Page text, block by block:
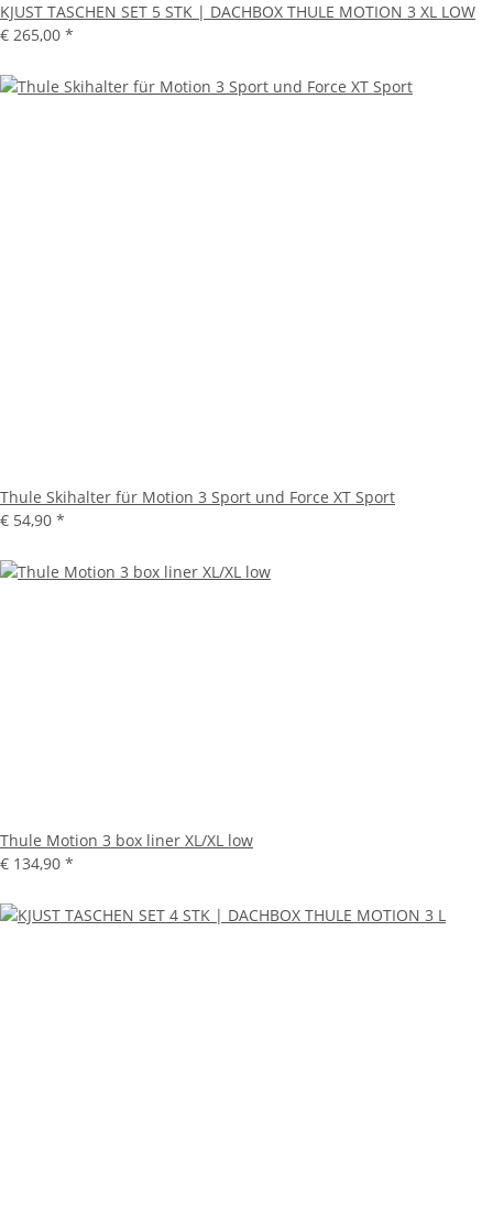
KJUST TASCHEN SET 5 STK | DACHBOX THULE MOTION 3 XL LOW
€ 265,00 *
Thule Skihalter für Motion 3 Sport und Force XT Sport
€ 54,90 *
Thule Motion 3 box liner XL/XL low
€ 134,90 *